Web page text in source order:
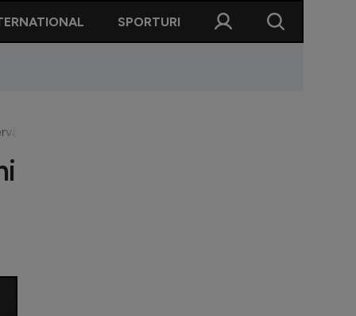
SPORTURI
neutilizată în victoria categorică obținută de Tottenham